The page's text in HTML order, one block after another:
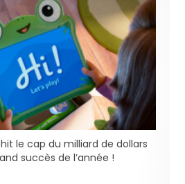
le cap du milliard de dollars
succès de l’année !